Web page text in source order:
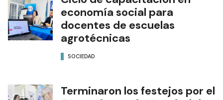
economía social para
docentes de escuelas
agrotécnicas
SOCIEDAD
Terminaron los festejos por el